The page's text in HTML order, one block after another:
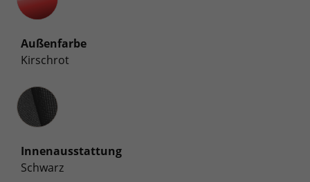
Außenfarbe
Kirschrot
Innenausstattung
Innenausstattung
Schwarz